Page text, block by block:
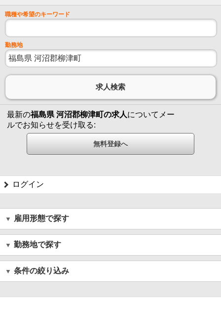
職種や希望のキーワード
勤務地
最新の福島県 河沼郡柳津町の求人についてメー
ルでお知らせを受け取る:
ログイン
雇用形態で探す
勤務地で探す
条件の絞り込み